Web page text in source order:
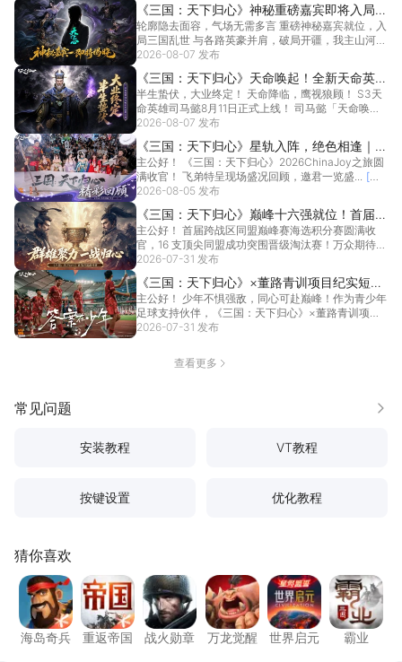
《三国：天下归心》神秘重磅嘉宾即将入局三
国沙盘！
轮廓隐去面容，气场无需多言 重磅神秘嘉宾就位，入
局三国乱世 与各路英豪并肩，破局开疆，我主山河
[详情]
2026-08-07 发布
《三国：天下归心》天命唤起！全新天命英雄
司马懿8月11日正式上线
半生蛰伏，大业终定！ 天命降临，鹰视狼顾！ S3天
命英雄司马懿8月11日正式上线！ 司马懿「天命唤
起... [详情]
2026-08-07 发布
《三国：天下归心》星轨入阵，绝色相逢｜
ChinaJoy 归心盛会高光回顾
主公好！ 《三国：天下归心》2026ChinaJoy之旅圆
满收官！ 飞弟特呈现场盛况回顾，邀君一览盛...
[详
情]
2026-08-05 发布
《三国：天下归心》巅峰十六强就位！首届跨
战区同盟巅峰赛淘汰赛明日起开战！
主公好！ 首届跨战区同盟巅峰赛海选积分赛圆满收
官，16 支顶尖同盟成功突围晋级淘汰赛！万众期待的
强强... [详情]
2026-07-31 发布
《三国：天下归心》×董路青训项目纪实短片
正式发布！
主公好！ 少年不惧强敌，同心可赴巅峰！作为青少年
足球支持伙伴，《三国：天下归心》×董路青训项目
纪实短... [详情]
2026-07-31 发布
查看更多
常见问题 更多
安装教程 VT教程
按键设置 优化教程
猜你喜欢
海岛奇兵
海岛奇兵
重返帝国
重返帝国
战火勋章
战火勋章
万龙觉醒
万龙觉醒
世界启元
世界启元
霸业
霸业